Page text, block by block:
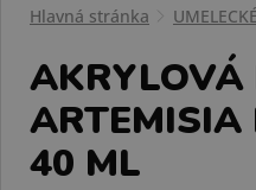
Hlavná stránka
AKRYLOVÁ
ARTEMISIA
40 ML